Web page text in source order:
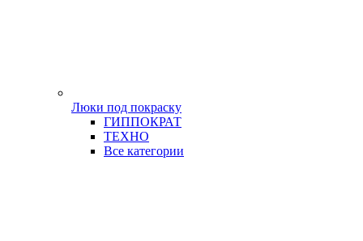
Люки под покраску
ГИППОКРАТ
ТЕХНО
Все категории